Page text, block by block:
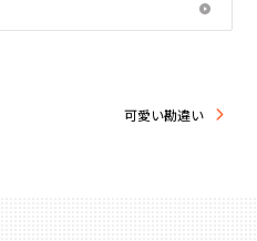
可愛い勘違い